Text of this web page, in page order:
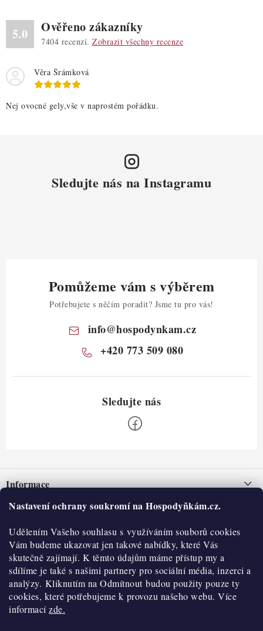
Nastavení ochrany soukromí na Hospodyňkám.cz.
Udělením Vašeho souhlasu s využíváním souborů cookies
Vám budeme ukazovat jen takové nabídky, které Vás
skutečně zajímají. K těmto údajům máme přístup my a
sdílíme je také s našimi partnery pro sociální média, inzerci a
analýzy. Kliknutím na Odmítnout budou použity pouze ty
cookies, které potřebujeme k provozu našeho webu. Více
informacízde.
5.0 Ověřeno zákazníky
7404 recenzí. Zobrazit všechny recenze
Věra Šrámková
Nej ovocné gely,vše v naprostém pořádku.
Sledujte nás na Instagramu
Pomůžeme vám s výběrem
Potřebujete s něčím poradit? Jsme tu pro vás!
info@hospodynkam.cz
+420 773 509 080
pInformace
Nepřevzetí zásilky na dobírku
Obchodní podmínky
Hodnocení obchodu
Blog
Moje objednávka
O nás
Historie
Kontakty
O nákupu
Reklamace a vratky
Výdejní místa